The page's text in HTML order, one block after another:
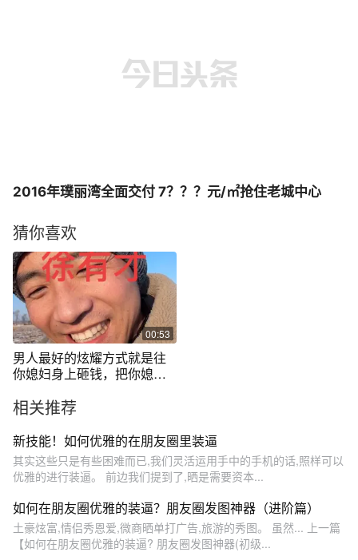
2016年璞丽湾全面交付 7？？？元/㎡抢住老城中心
猜你喜欢
00:53
男人最好的炫耀方式就是往
你媳妇身上砸钱，把你媳妇
表#内容过于真实 #大实话 #
情感共鸣 #实在人说实在话 #
幽默段子
相关推荐
新技能！如何优雅的在朋友圈里装逼
其实这些只是有些困难而已,我们灵活运用手中的手机的话,照样可以
优雅的进行装逼。 前边我们提到了,晒是需要资本...
如何在朋友圈优雅的装逼？朋友圈发图神器（进阶篇）
土豪炫富,情侣秀恩爱,微商晒单打广告,旅游的秀图。 虽然... 上一篇
【如何在朋友圈优雅的装逼? 朋友圈发图神器(初级...